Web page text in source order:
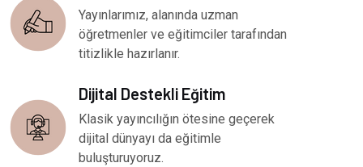
Yayınlarımız, alanında uzman
öğretmenler ve eğitimciler tarafından
titizlikle hazırlanır.
Dijital Destekli Eğitim
Klasik yayıncılığın ötesine geçerek
dijital dünyayı da eğitimle
buluşturuyoruz.